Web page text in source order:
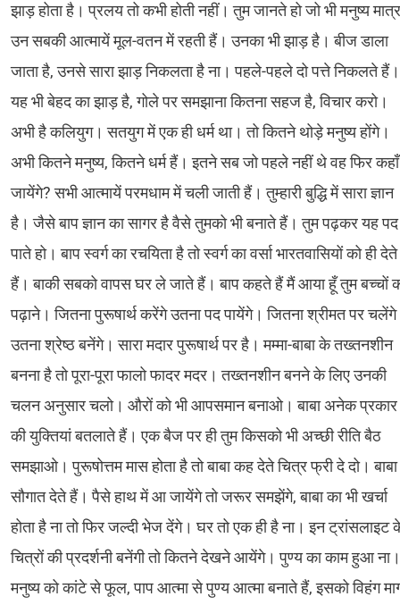
झाड़ होता है। प्रलय तो कभी होती नहीं। तुम जानते हो जो भी मनुष्य
उन सबकी आत्मायें मूल-वतन में रहती हैं। उनका भी झाड़ है। बीज डाला
जाता है, उनसे सारा झाड़ निकलता है ना। पहले-पहले दो पत्ते निकलते हैं।
यह भी बेहद का झाड़ है, गोले पर समझाना कितना सहज है, विचार करो।
अभी है कलियुग। सतयुग में एक ही धर्म था। तो कितने थोड़े मनुष्य होंगे।
अभी कितने मनुष्य, कितने धर्म हैं। इतने सब जो पहले नहीं थे वह फिर कहाँ
जायेंगे? सभी आत्मायें परमधाम में चली जाती हैं। तुम्हारी बुद्धि में सारा ज्ञान
है। जैसे बाप ज्ञान का सागर है वैसे तुमको भी बनाते हैं। तुम पढ़कर यह पद
पाते हो। बाप स्वर्ग का रचयिता है तो स्वर्ग का वर्सा भारतवासियों को ही देते
हैं। बाकी सबको वापस घर ले जाते हैं। बाप कहते हैं मैं आया हूँ तुम बच्चों
पढ़ाने। जितना पुरूषार्थ करेंगे उतना पद पायेंगे। जितना श्रीमत पर चलेंगे
उतना श्रेष्ठ बनेंगे। सारा मदार पुरूषार्थ पर है। मम्मा-बाबा के तख्तनशीन
बनना है तो पूरा-पूरा फालो फादर मदर। तख्तनशीन बनने के लिए उनकी
चलन अनुसार चलो। औरों को भी आपसमान बनाओ। बाबा अनेक प्रकार
की युक्तियां बतलाते हैं। एक बैज पर ही तुम किसको भी अच्छी रीति बैठ
समझाओ। पुरूषोत्तम मास होता है तो बाबा कह देते चित्र फ्री दे दो। बाबा
सौगात देते हैं। पैसे हाथ में आ जायेंगे तो जरूर समझेंगे, बाबा का भी खर्चा
होता है ना तो फिर जल्दी भेज देंगे। घर तो एक ही है ना। इन ट्रांसलाइट
चित्रों की प्रदर्शनी बनेंगी तो कितने देखने आयेंगे। पुण्य का काम हुआ ना।
मनुष्य को कांटे से फूल, पाप आत्मा से पुण्य आत्मा बनाते हैं, इसको विहंग